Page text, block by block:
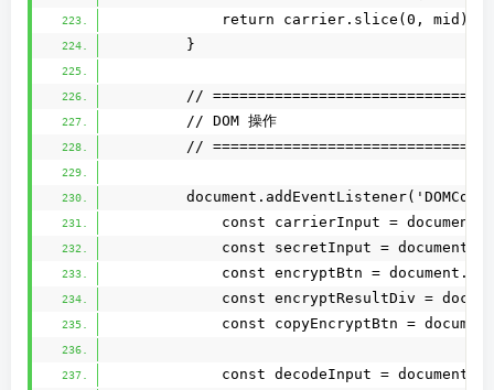
return carrier.slice(0, mid)
        }
//
        // DOM 操作
//
const carrierInput =
const secretInput =
const encryptBtn =
const encryptResultDiv =
const copyEncryptBtn =
const decodeInput =